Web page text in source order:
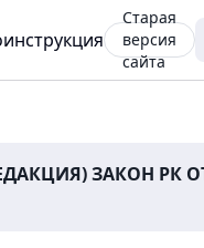
Старая
версия
сайта
ЗАКОН РК